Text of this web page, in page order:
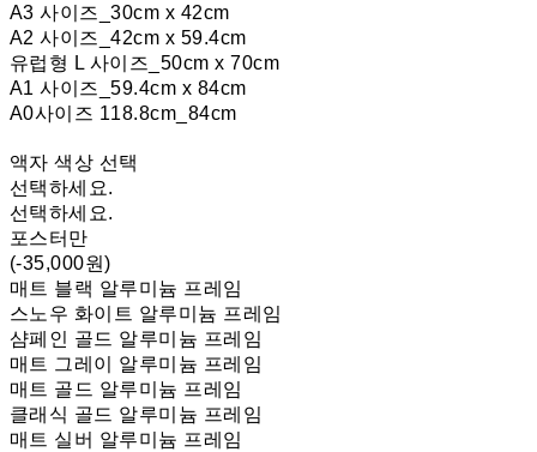
A3 사이즈_30cm x 42cm
A2 사이즈_42cm x 59.4cm
유럽형 L 사이즈_50cm x 70cm
A1 사이즈_59.4cm x 84cm
A0사이즈 118.8cm_84cm
액자 색상 선택
선택하세요.
선택하세요.
포스터만
(-35,000원)
매트 블랙 알루미늄 프레임
스노우 화이트 알루미늄 프레임
샴페인 골드 알루미늄 프레임
매트 그레이 알루미늄 프레임
매트 골드 알루미늄 프레임
클래식 골드 알루미늄 프레임
매트 실버 알루미늄 프레임